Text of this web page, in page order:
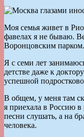
Моя семья живет в
фавелах я не бываю.
Воронцовским парком.
Я с семи лет
детстве даже к
успешной
В общем, у меня там
я приехала в Россию
песни слушать, а на
человека.